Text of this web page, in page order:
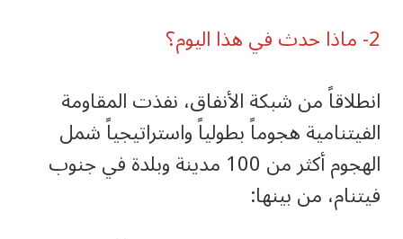
‏انطلاقاً من شبكة الأنفاق، نفذت المقاومة
الفيتنامية هجوماً بطولياً واستراتيجياً شمل
الهجوم أكثر من 100 مدينة وبلدة في جنوب
فيتنام، من بينها: